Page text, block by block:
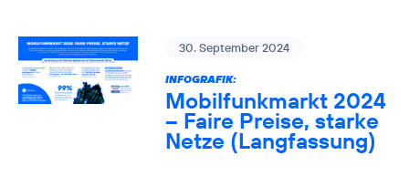
30. September 2024
INFOGRAFIK:
Mobilfunkmarkt 2024
– Faire Preise, starke
Netze (Langfassung)